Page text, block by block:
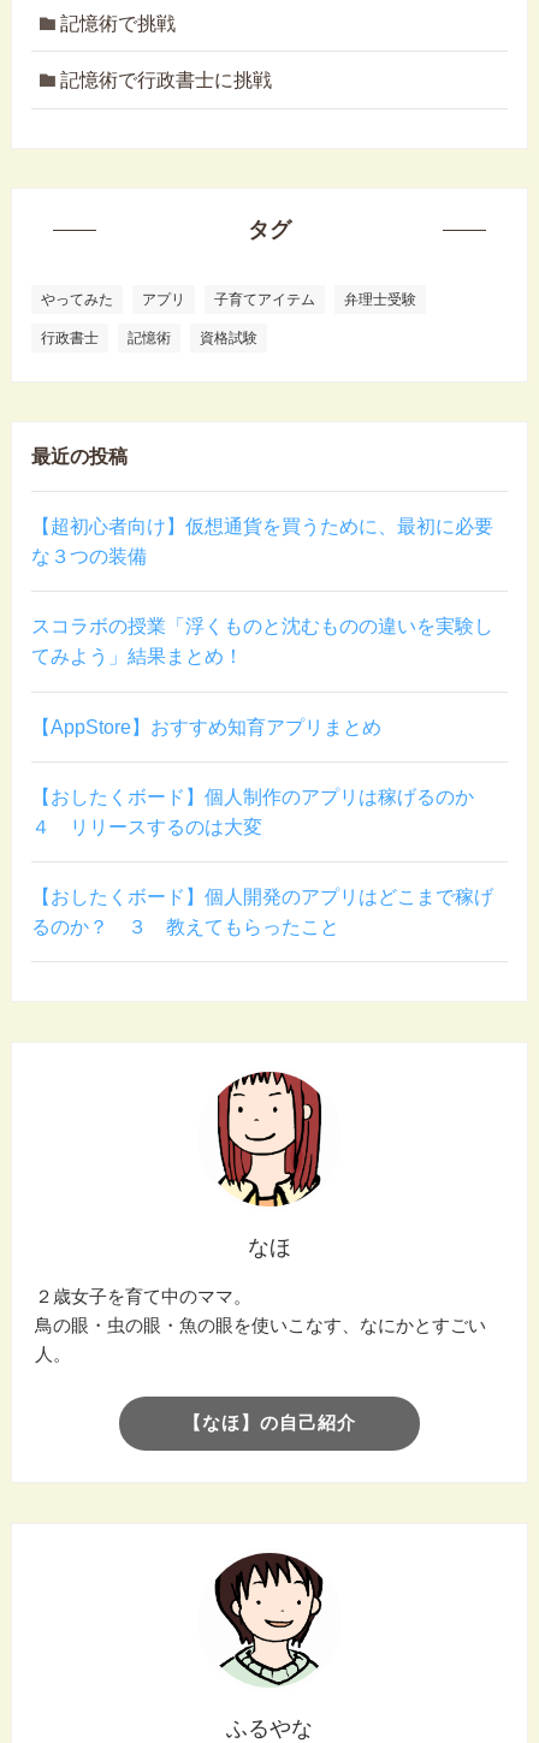
記憶術で挑戦
記憶術で行政書士に挑戦
タグ
やってみた アプリ 子育てアイテム 弁理士受験
行政書士 記憶術 資格試験
最近の投稿
【超初心者向け】仮想通貨を買うために、最初に必要
な３つの装備
スコラボの授業「浮くものと沈むものの違いを実験し
てみよう」結果まとめ！
【AppStore】おすすめ知育アプリまとめ
【おしたくボード】個人制作のアプリは稼げるのか
４ リリースするのは大変
【おしたくボード】個人開発のアプリはどこまで稼げ
るのか？ ３ 教えてもらったこと
なほ
２歳女子を育て中のママ。
鳥の眼・虫の眼・魚の眼を使いこなす、なにかとすごい
人。
【なほ】の自己紹介
ふるやな